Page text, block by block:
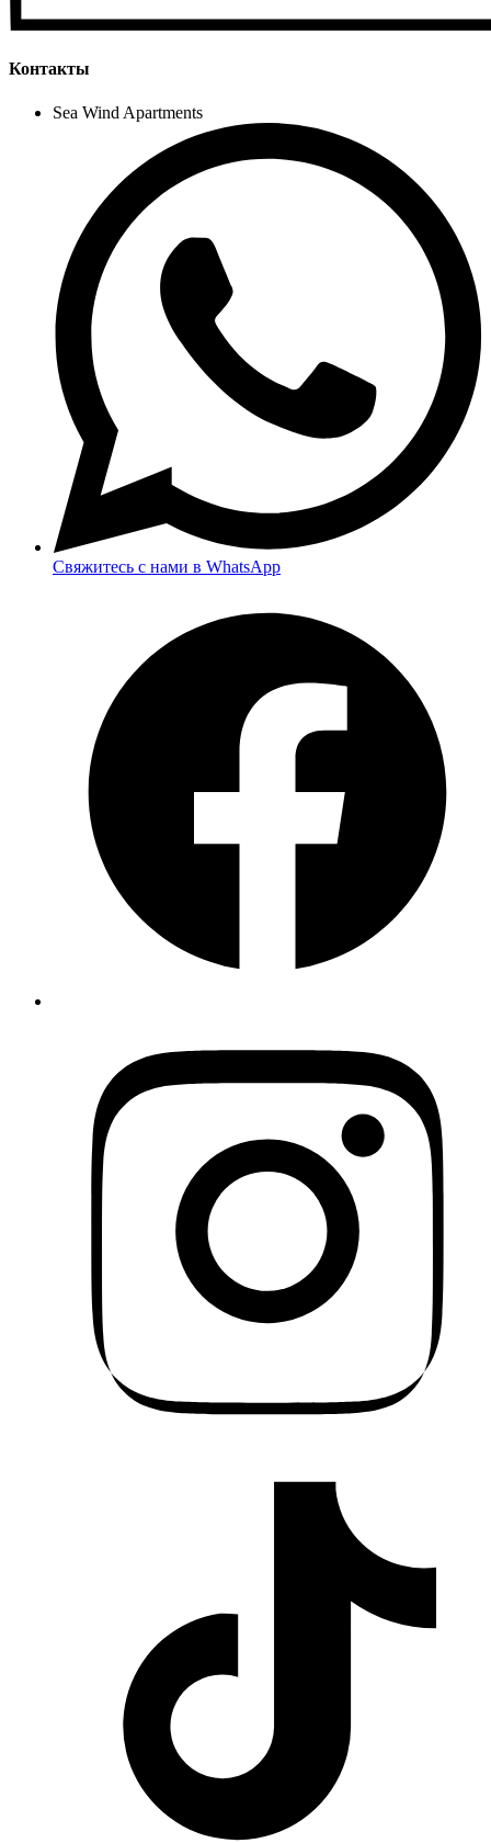
Контакты
Sea Wind Apartments
Свяжитесь с нами в WhatsApp